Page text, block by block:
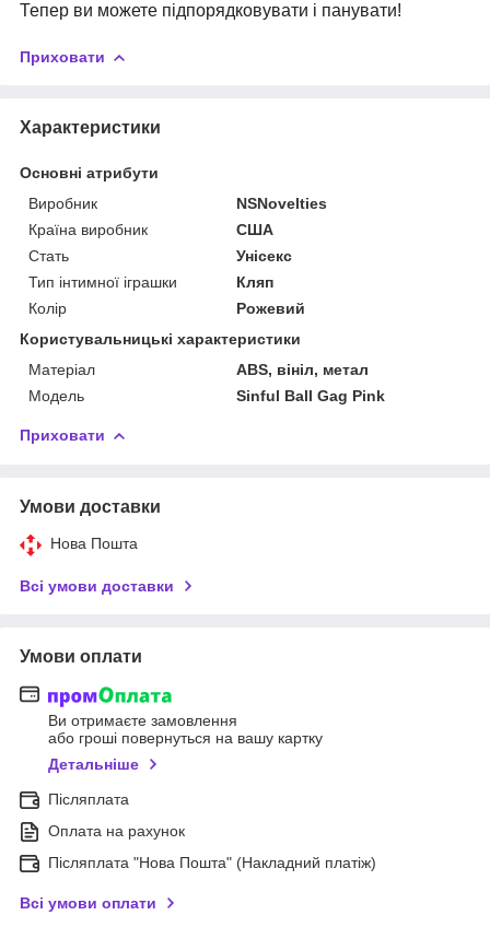
Тепер ви можете підпорядковувати і панувати!
Приховати
Характеристики
Основні атрибути
Виробник
NSNovelties
Країна виробник
США
Стать
Унісекс
Тип інтимної іграшки
Кляп
Колір
Рожевий
Користувальницькі характеристики
Матеріал
ABS, вініл, метал
Модель
Sinful Ball Gag Pink
Приховати
Умови доставки
Нова Пошта
Всі умови доставки
Умови оплати
Ви отримаєте замовлення
або гроші повернуться на вашу картку
Детальніше
Післяплата
Оплата на рахунок
Післяплата "Нова Пошта" (Накладний платіж)
Всі умови оплати